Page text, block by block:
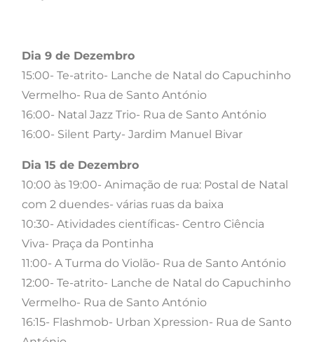
Dia 9 de Dezembro
15:00- Te-atrito- Lanche de Natal do Capuchinho
Vermelho- Rua de Santo António
16:00- Natal Jazz Trio- Rua de Santo António
16:00- Silent Party- Jardim Manuel Bivar
Dia 15 de Dezembro
10:00 às 19:00- Animação de rua: Postal de Natal
com 2 duendes- várias ruas da baixa
10:30- Atividades científicas- Centro Ciência
Viva- Praça da Pontinha
11:00- A Turma do Violão- Rua de Santo António
12:00- Te-atrito- Lanche de Natal do Capuchinho
Vermelho- Rua de Santo António
16:15- Flashmob- Urban Xpression- Rua de Santo